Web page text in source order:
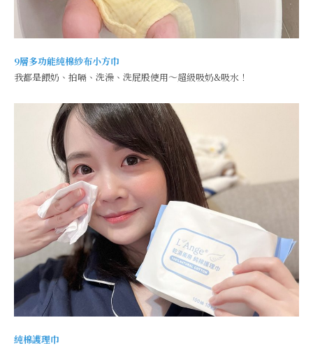
9層多功能純棉紗布小方巾
我都是餵奶、拍嗝、洗澡、洗屁股使用～超級吸奶&吸水！
純棉護理巾